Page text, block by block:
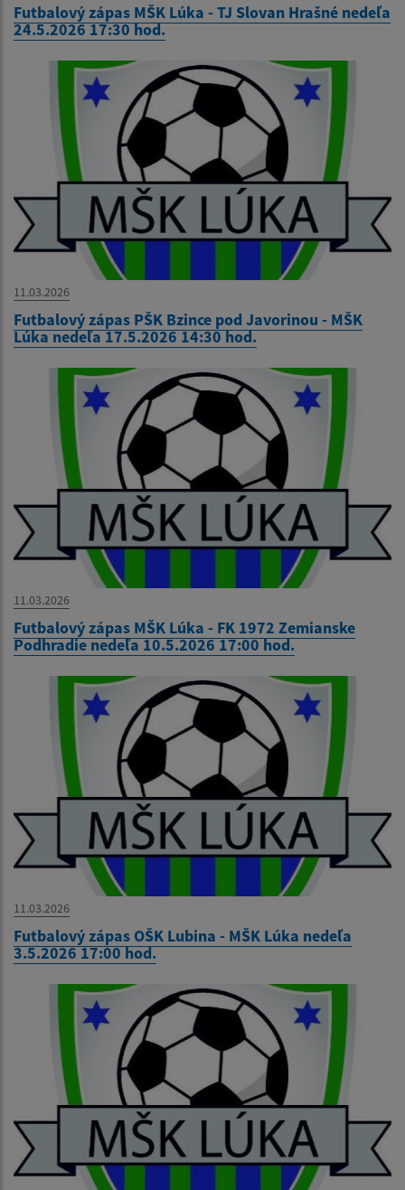
Futbalový zápas MŠK Lúka - TJ Slovan Hrašné nedeľa
24.5.2026 17:30 hod.
11.03.2026
Futbalový zápas PŠK Bzince pod Javorinou - MŠK
Lúka nedeľa 17.5.2026 14:30 hod.
11.03.2026
Futbalový zápas MŠK Lúka - FK 1972 Zemianske
Podhradie nedeľa 10.5.2026 17:00 hod.
11.03.2026
Futbalový zápas OŠK Lubina - MŠK Lúka nedeľa
3.5.2026 17:00 hod.